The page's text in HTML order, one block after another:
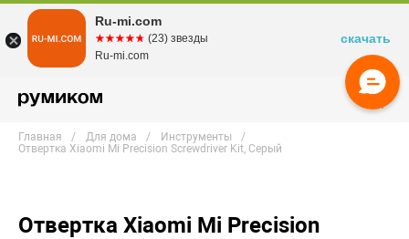
Главная Для дома
Инструменты
Отвертка Xiaomi Mi Precision Screwdriver Kit, Серый
Отвертка Xiaomi Mi Precision
Ru-mi.com
☆☆☆☆☆
★★★★★ (23) звезды
Ru-mi.com
скачать